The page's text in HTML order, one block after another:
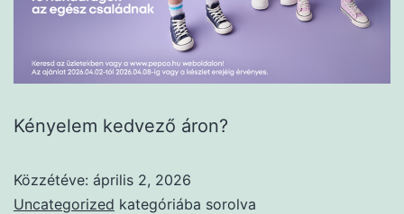
Kényelem kedvező áron?
Közzétéve: április 2, 2026
Uncategorized kategóriába sorolva